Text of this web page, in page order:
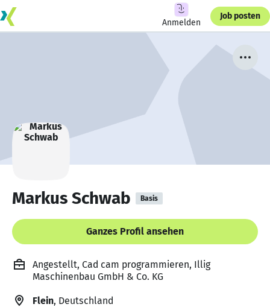
Anmelden
Job posten
Markus Schwab Basis
Ganzes Profil ansehen
Angestellt, Cad cam programmieren, Illig
Maschinenbau GmbH & Co. KG
Flein, Deutschland